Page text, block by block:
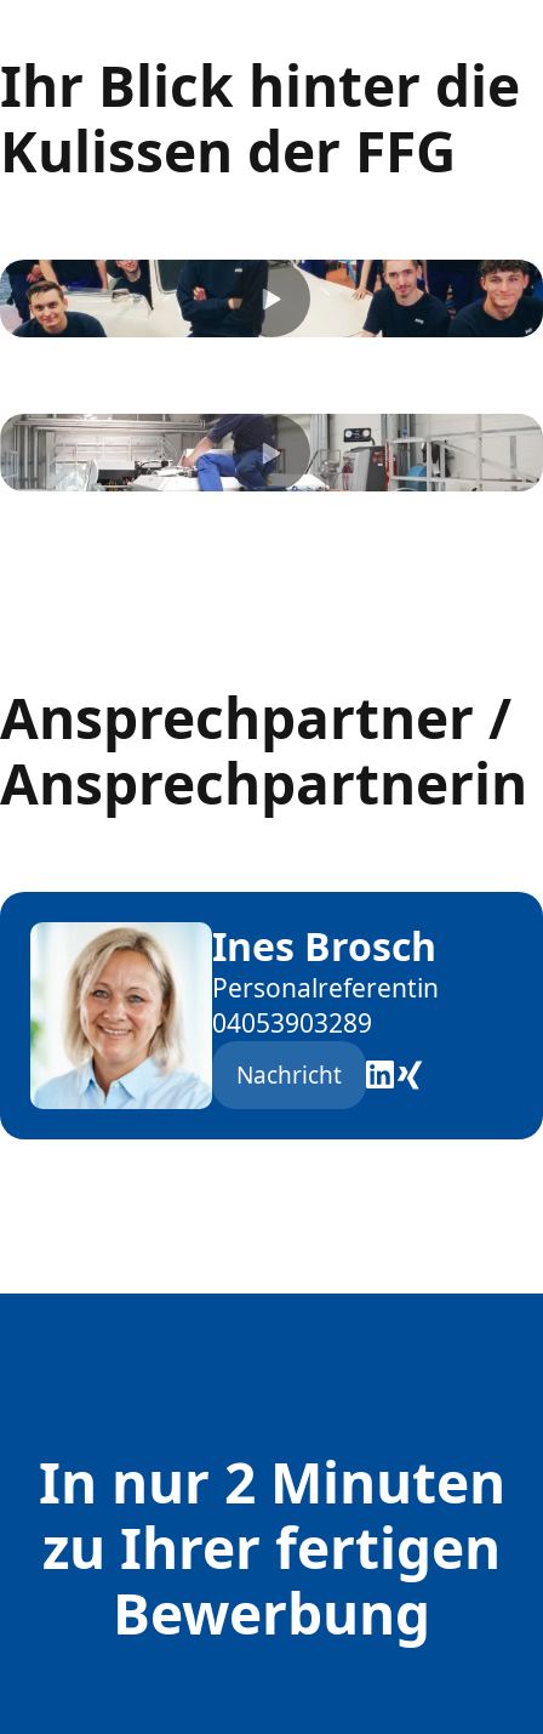
Ihr Blick hinter die
Kulissen der FFG
Ansprechpartner /
Ansprechpartnerin
Ines Brosch
Personalreferentin
04053903289
Nachricht
In nur 2 Minuten
zu Ihrer fertigen
Bewerbung